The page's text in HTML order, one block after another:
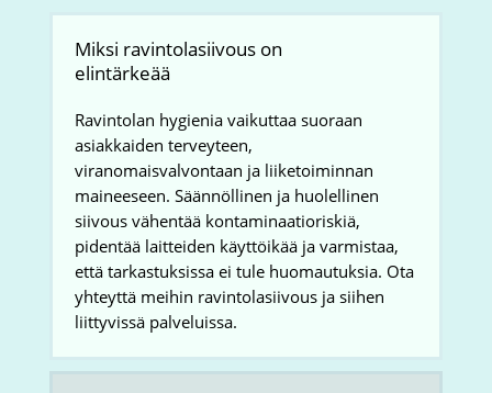
Miksi ravintolasiivous on
elintärkeää
Ravintolan hygienia vaikuttaa suoraan
asiakkaiden terveyteen,
viranomaisvalvontaan ja liiketoiminnan
maineeseen. Säännöllinen ja huolellinen
siivous vähentää kontaminaatioriskiä,
pidentää laitteiden käyttöikää ja varmistaa,
että tarkastuksissa ei tule huomautuksia. Ota
yhteyttä meihin ravintolasiivous ja siihen
liittyvissä palveluissa.